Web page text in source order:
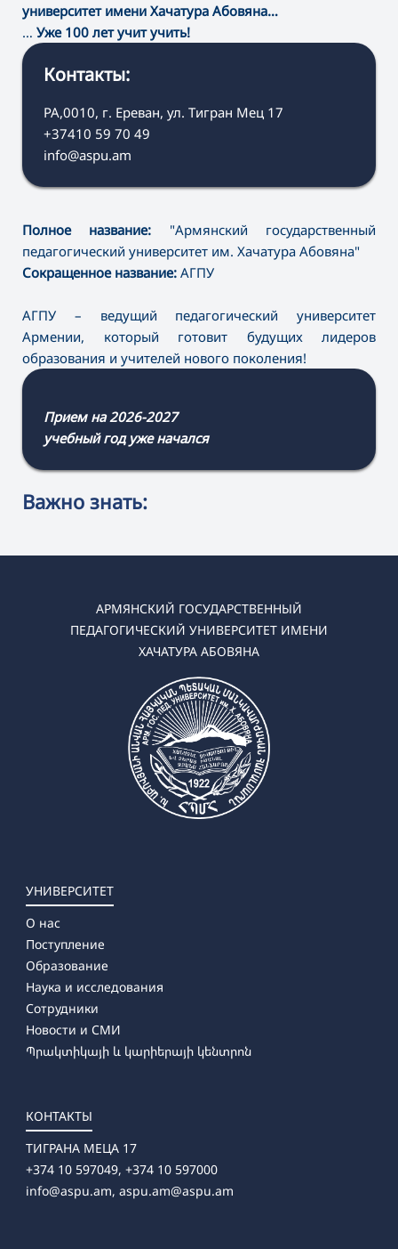
университет имени Хачатура Абовяна…
… Уже 100 лет учит учить!
Контакты:
РА,0010, г. Ереван, ул. Тигран Мец 17
+37410 59 70 49
info@aspu.am
Полное название: "Армянский государственный
педагогический университет им. Хачатура Абовяна"
Сокращенное название: АГПУ
АГПУ – ведущий педагогический университет
Армении, который готовит будущих лидеров
образования и учителей нового поколения!
Прием на 2026-2027
учебный год уже начался
Важно знать:
АРМЯНСКИЙ ГОСУДАРСТВЕННЫЙ
ПЕДАГОГИЧЕСКИЙ УНИВЕРСИТЕТ ИМЕНИ
ХАЧАТУРА АБОВЯНА
УНИВЕРСИТЕТ
О нас
Поступление
Образование
Наука и исследования
Сотрудники
Новости и СМИ
Պրակտիկայի և կարիերայի կենտրոն
КОНТАКТЫ
ТИГРАНА МЕЦА 17
+374 10 597049, +374 10 597000
info@aspu.am, aspu.am@aspu.am